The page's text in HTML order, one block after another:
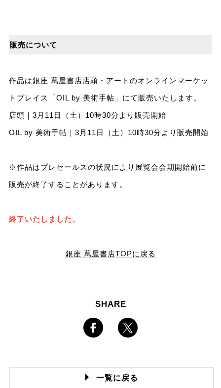
販売について
作品は銀座 蔦屋書店店頭・アートのオンラインマーケッ
トプレイス「OIL by 美術手帖」にて販売いたします。
店頭｜3月11日（土）10時30分より販売開始
OIL by 美術手帖｜3月11日（土）10時30分より販売開始
※作品はプレセールスの状況により展覧会会期開始前に
販売が終了することがあります。
終了いたしました。
銀座 蔦屋書店TOPに戻る
SHARE
一覧に戻る